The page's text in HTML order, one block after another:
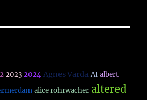
2023 2024 Agnes Varda AI albert
alice rohrwacher altered